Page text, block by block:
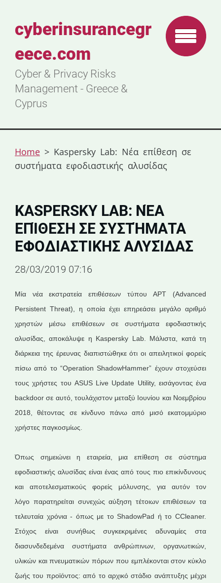
cyberinsurancegr
eece.com
Cyber & Privacy Risks
Management - Greece &
Cyprus
Home > Kaspersky Lab: Νέα επίθεση σε
συστήματα εφοδιαστικής αλυσίδας
KASPERSKY LAB: ΝΈΑ
ΕΠΊΘΕΣΗ ΣΕ ΣΥΣΤΉΜΑΤΑ
ΕΦΟΔΙΑΣΤΙΚΉΣ ΑΛΥΣΊΔΑΣ
28/03/2019 07:16
Mία νέα εκστρατεία επιθέσεων τύπου APT (Advanced
Persistent Threat), η οποία έχει επηρεάσει μεγάλο αριθμό
χρηστών μέσω επιθέσεων σε συστήματα εφοδιαστικής
αλυσίδας, αποκάλυψε η Kaspersky Lab. Μάλιστα, κατά τη
διάρκεια της έρευνας διαπιστώθηκε ότι οι απειλητικοί φορείς
πίσω από το “Operation ShadowHammer” έχουν στοχεύσει
τους χρήστες του ASUS Live Update Utility, εισάγοντας ένα
backdoor σε αυτό, τουλάχιστον μεταξύ Ιουνίου και Νοεμβρίου
2018, θέτοντας σε κίνδυνο πάνω από μισό εκατομμύριο
χρήστες παγκοσμίως.
Όπως σημειώνει η εταιρεία, μια επίθεση σε σύστημα
εφοδιαστικής αλυσίδας είναι ένας από τους πιο επικίνδυνους
και αποτελεσματικούς φορείς μόλυνσης, για αυτόν τον
λόγο παρατηρείται συνεχώς αύξηση τέτοιων επιθέσεων τα
τελευταία χρόνια - όπως με το ShadowPad ή το CCleaner.
Στόχος είναι συνήθως συγκεκριμένες αδυναμίες στα
διασυνδεδεμένα συστήματα ανθρώπινων, οργανωτικών,
υλικών και πνευματικών πόρων που εμπλέκονται στον κύκλο
ζωής του προϊόντος: από το αρχικό στάδιο ανάπτυξης μέχρι